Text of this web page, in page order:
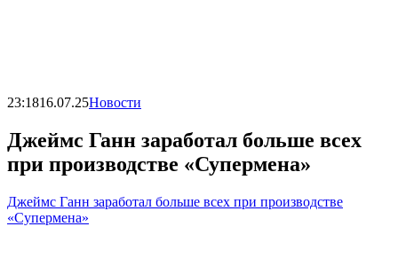
23:1816.07.25Новости
Джеймс Ганн заработал больше всех
при производстве «Супермена»
Джеймс Ганн заработал больше всех при производстве
«Супермена»